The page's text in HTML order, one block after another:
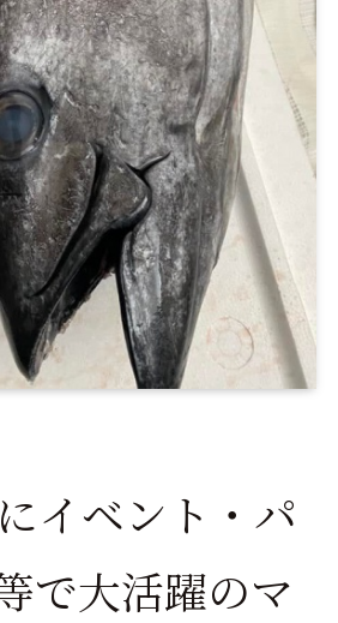
イベント・パ
で大活躍のマ